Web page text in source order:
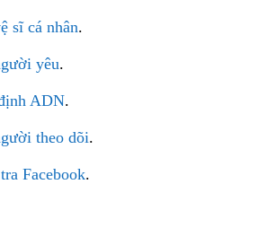
sĩ cá nhân.
yêu.
ADN.
theo dõi.
Facebook.